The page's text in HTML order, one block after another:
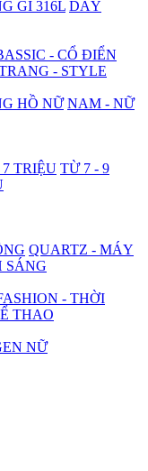
GỈ 316L DÂY
- CỔ ĐIỂN
- STYLE
HỒ NỮ NAM - NỮ
TRIỆU TỪ 7 - 9
QUARTZ - MÁY
SÁNG
- THỜI
THAO
NỮ